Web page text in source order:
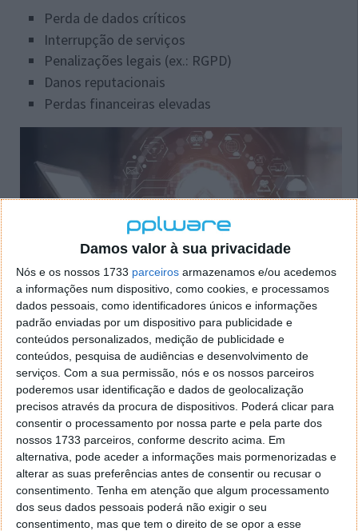
Damos valor à sua privacidade
Nós e os nossos 1733 parceiros armazenamos e/ou acedemos
a informações num dispositivo, como cookies, e processamos
dados pessoais, como identificadores únicos e informações
padrão enviadas por um dispositivo para publicidade e
conteúdos personalizados, medição de publicidade e
conteúdos, pesquisa de audiências e desenvolvimento de
serviços. Com a sua permissão, nós e os nossos parceiros
poderemos usar identificação e dados de geolocalização
precisos através da procura de dispositivos. Poderá clicar para
consentir o processamento por nossa parte e pela parte dos
nossos 1733 parceiros, conforme descrito acima. Em
alternativa, pode aceder a informações mais pormenorizadas e
alterar as suas preferências antes de consentir ou recusar o
consentimento. Tenha em atenção que algum processamento
dos seus dados pessoais poderá não exigir o seu
consentimento, mas que tem o direito de se opor a esse
Perda de dados críticos
Interrupção de serviços
Penalizações legais (ex.: RGPD)
Danos reputacionais
Perdas financeiras elevadas
RTO e RPO: dois conceitos fundamentais
Ao desenvolver um DRP, existem dois indicadores
essenciais:
RTO (Recovery Time Objective)
Tempo máximo aceitável para restaurar
operações após um desastre.
RPO (Recovery Point Objective)
Quantidade máxima de dados que a empresa
pode perder sem impacto crítico.